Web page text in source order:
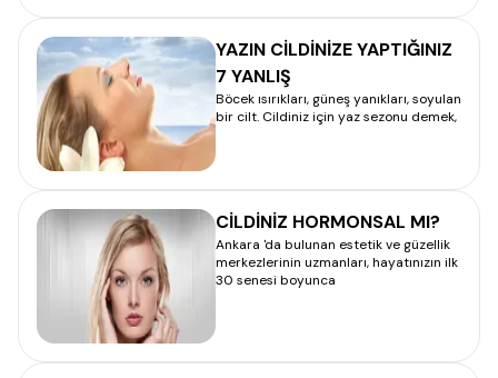
YAZIN CİLDİNİZE YAPTIĞINIZ
7 YANLIŞ
Böcek ısırıkları, güneş yanıkları, soyulan
bir cilt. Cildiniz için yaz sezonu demek,
CİLDİNİZ HORMONSAL MI?
Ankara 'da bulunan estetik ve güzellik
merkezlerinin uzmanları, hayatınızın ilk
30 senesi boyunca